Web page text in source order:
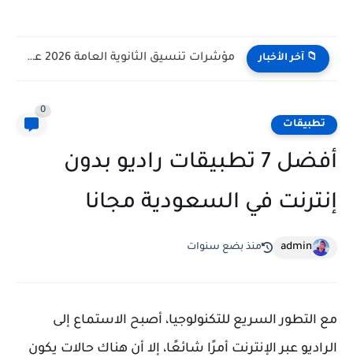
📁 آخر الأخبار مؤشرات تنسيق الثانوية العامة 2026 علمي علوم وعلمي رياضة وادبي
تطبيقات
0
أفضل 7 تطبيقات راديو بدون
إنترنت في السعودية مجانا
admin منذ بضع سنوات
مع التطور السريع للتكنولوجيا، أصبح الاستماع إلى
الراديو عبر الإنترنت أمرًا شائعًا، إلا أن هناك حالات يكون